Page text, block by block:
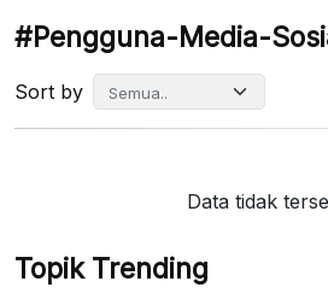
#pengguna-Media-
Sort by
Data tidak
Topik Trending